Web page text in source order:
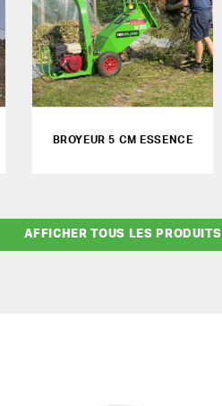
BROYEUR 5 CM ESSENCE
AFFICHER TOUS LES PRODUITS